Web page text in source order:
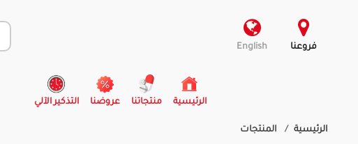
فروعنا English
الرئيسية
(current) منتجاتنا عروضنا التذكير الآلي
الرئيسية المنتجات